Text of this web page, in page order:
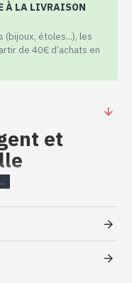
À LA LIVRAISON
(bijoux, étoles...), les
de 40€ d’achats en
et
–
et